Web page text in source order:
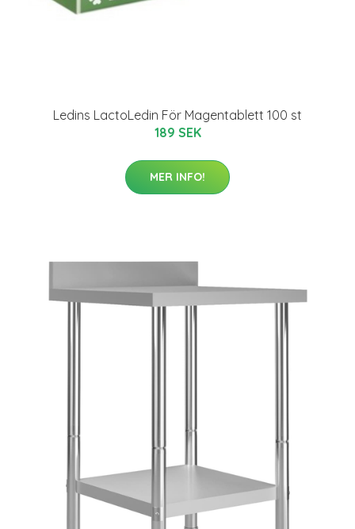
Ledins LactoLedin För Magentablett 100 st
189 SEK
MER INFO!